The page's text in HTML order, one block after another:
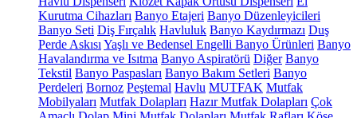
Kurutma Cihazları Banyo Etajeri Banyo Düzenleyicileri
Banyo Seti Diş Fırçalık Havluluk Banyo Kaydırmazı Duş
Perde Askısı Yaşlı ve Bedensel Engelli Banyo Ürünleri Banyo
Havalandırma ve Isıtma Banyo Aspiratörü Diğer Banyo
Tekstil Banyo Paspasları Banyo Bakım Setleri Banyo
Perdeleri Bornoz Peştemal Havlu MUTFAK Mutfak
Mobilyaları Mutfak Dolapları Hazır Mutfak Dolapları Çok